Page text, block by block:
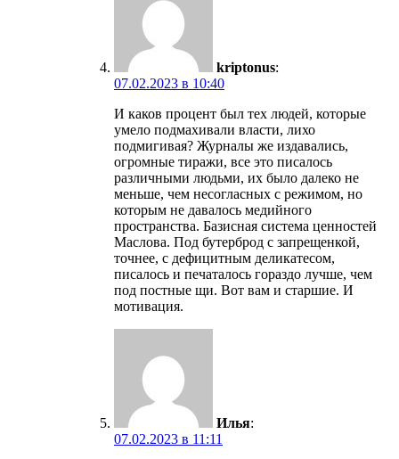
kriptonus:
07.02.2023 в 10:40
И каков процент был тех людей, которые
умело подмахивали власти, лихо
подмигивая? Журналы же издавались,
огромные тиражи, все это писалось
различными людьми, их было далеко не
меньше, чем несогласных с режимом, но
которым не давалось медийного
пространства. Базисная система ценностей
Маслова. Под бутерброд с запрещенкой,
точнее, с дефицитным деликатесом,
писалось и печаталось гораздо лучше, чем
под постные щи. Вот вам и старшие. И
мотивация.
Илья:
07.02.2023 в 11:11